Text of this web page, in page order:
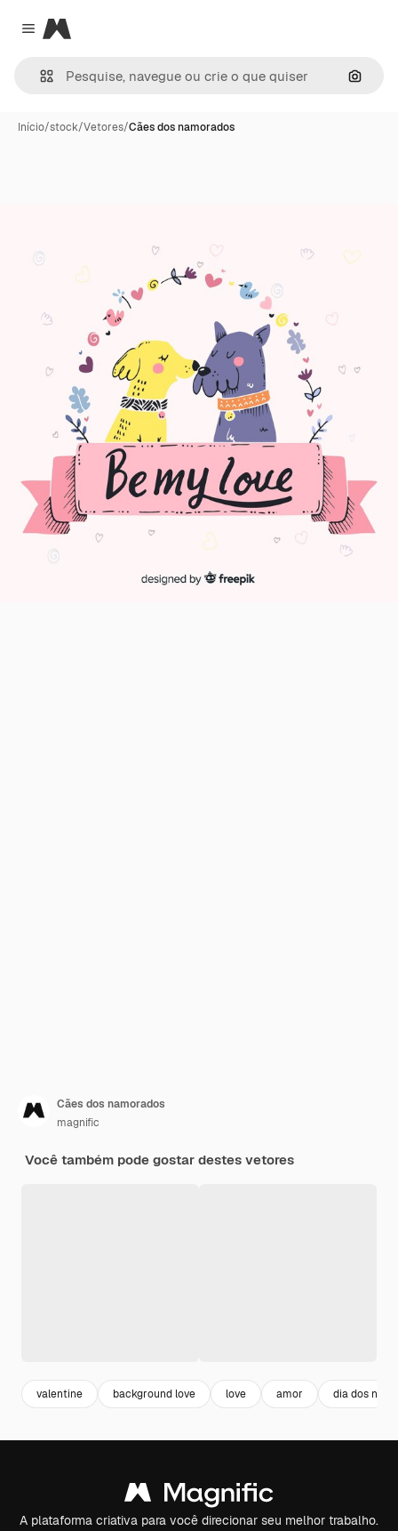
Close menu
Magnific
Início/stock/Vetores/Cães dos namorados
Cães dos namorados
magnific
Você também pode gostar destes vetores
valentine background love love amor dia dos
A plataforma criativa para você direcionar seu melhor trabalho.